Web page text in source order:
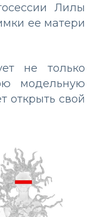
Лилы
ее матери
не только
модельную
открыть свой